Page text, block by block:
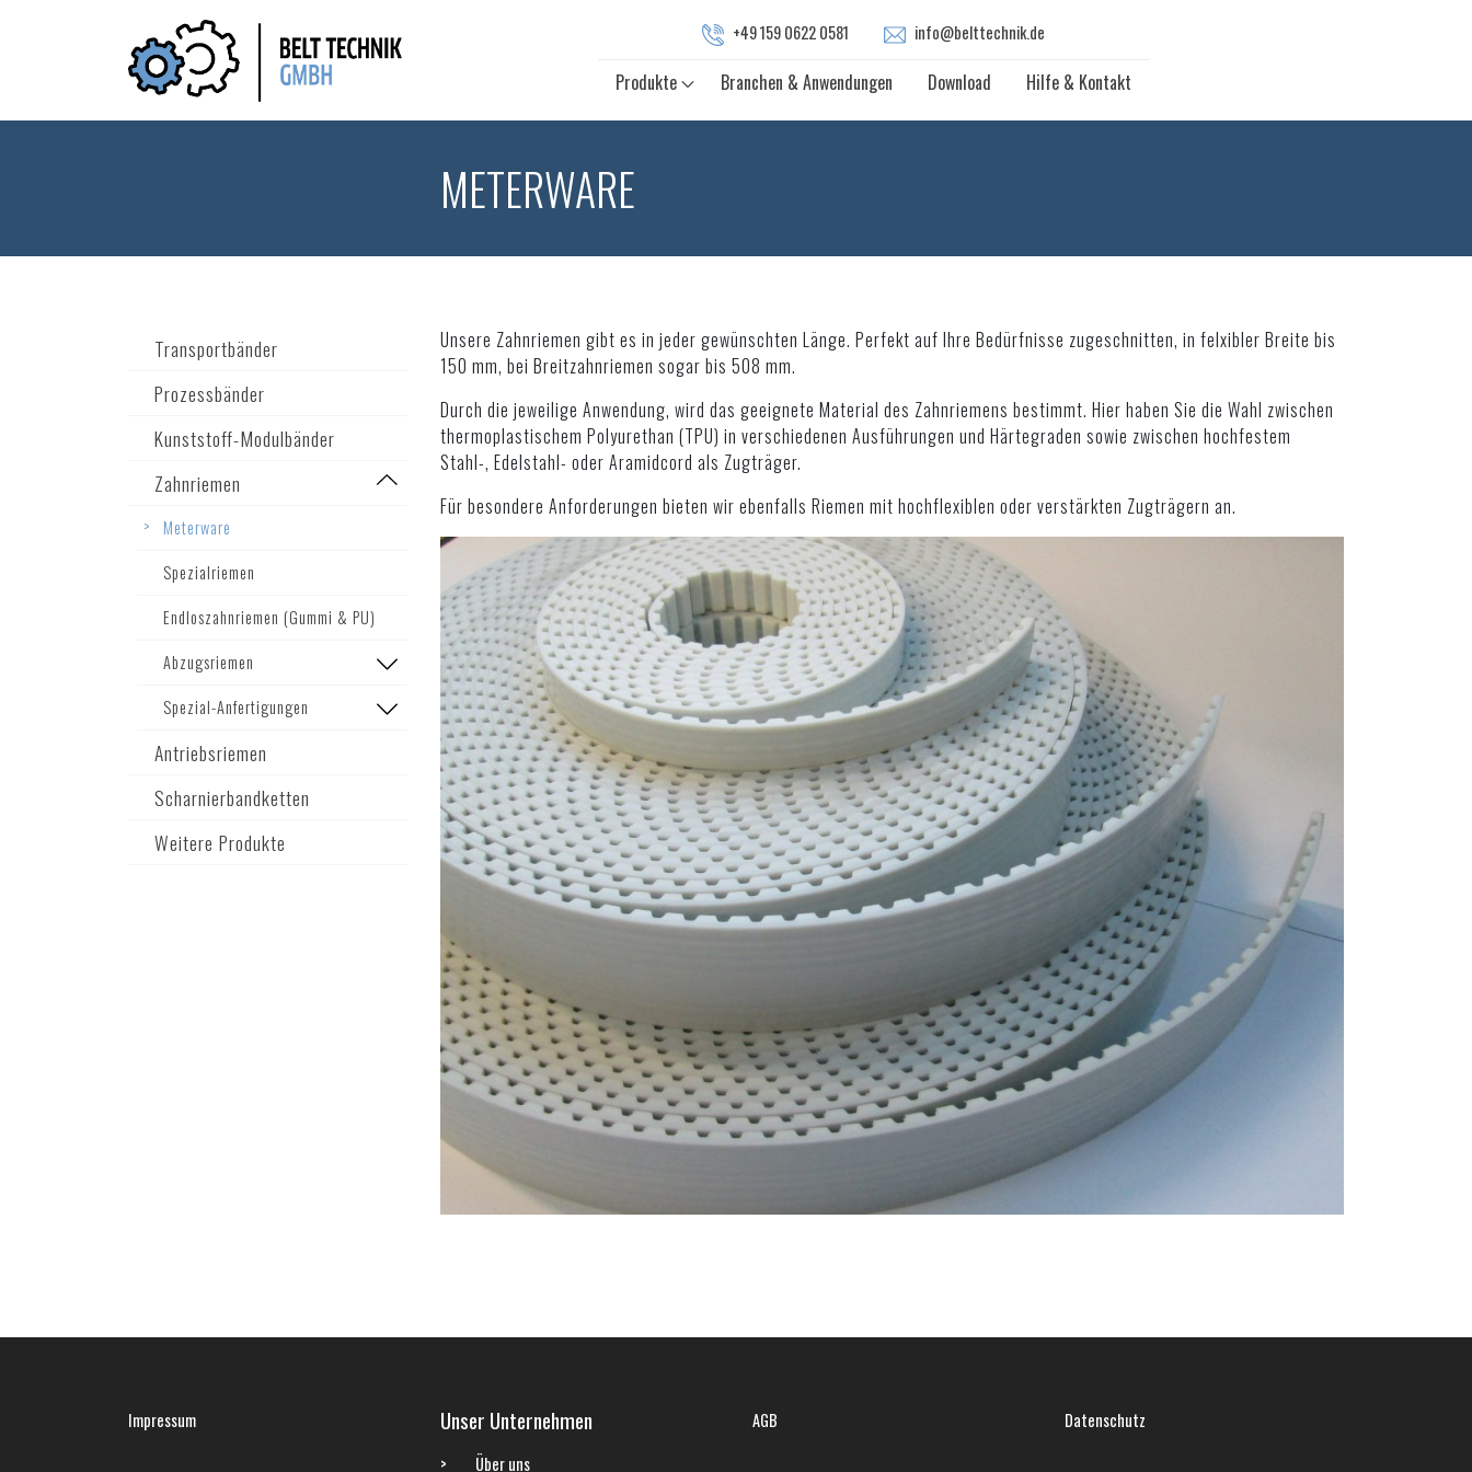
+49 159 0622 0581 info@belttechnik.de
Produkte Branchen & Anwendungen Download Hilfe & Kontakt
METERWARE
Transportbänder
Prozessbänder
Kunststoff-Modulbänder
Zahnriemen
Meterware
Spezialriemen
Endloszahnriemen (Gummi & PU)
Abzugsriemen
Spezial-Anfertigungen
Antriebsriemen
Scharnierbandketten
Weitere Produkte
Unsere Zahnriemen gibt es in jeder gewünschten Länge. Perfekt auf Ihre Bedürfnisse zugeschnitten, in felxibler Breite bis
150 mm, bei Breitzahnriemen sogar bis 508 mm.
Durch die jeweilige Anwendung, wird das geeignete Material des Zahnriemens bestimmt. Hier haben Sie die Wahl zwischen
thermoplastischem Polyurethan (TPU) in verschiedenen Ausführungen und Härtegraden sowie zwischen hochfestem
Stahl-, Edelstahl- oder Aramidcord als Zugträger.
Für besondere Anforderungen bieten wir ebenfalls Riemen mit hochflexiblen oder verstärkten Zugträgern an.
Impressum Unser Unternehmen
Über uns
AGB Datenschutz